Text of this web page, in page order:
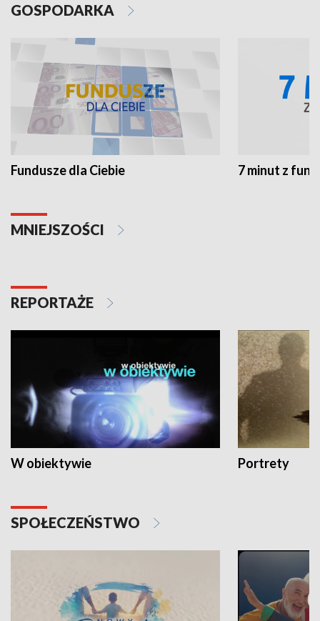
GOSPODARKA
Fundusze dla Ciebie 7 minut z
MNIEJSZOŚCI
REPORTAŻE
W obiektywie Portrety
SPOŁECZEŃSTWO